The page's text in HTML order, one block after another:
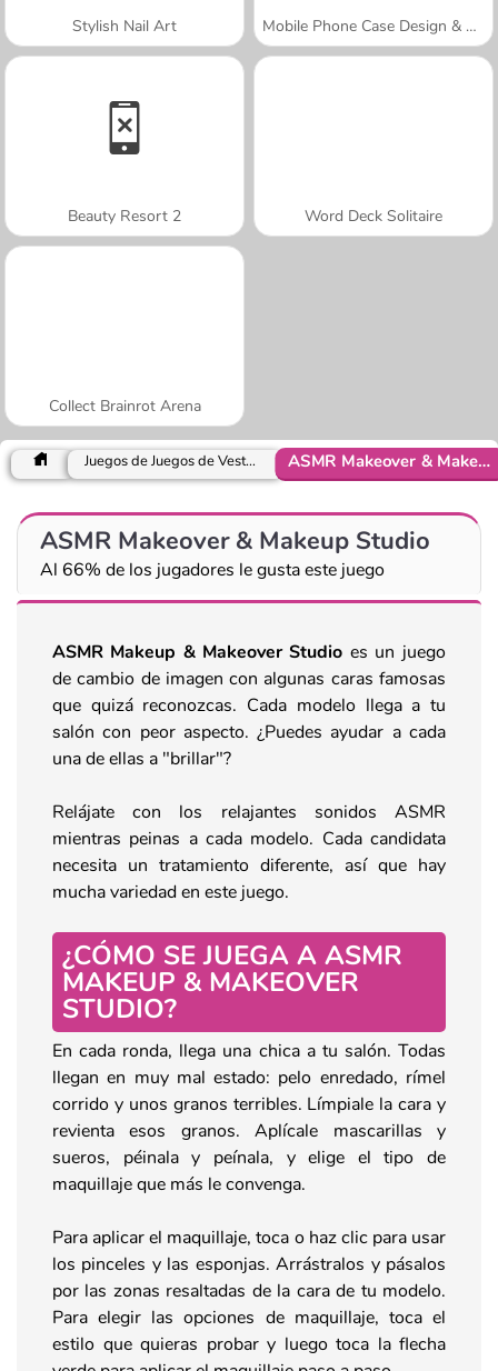
Stylish Nail Art Mobile Phone Case Design & DIY
Beauty Resort 2 Word Deck Solitaire
Collect Brainrot Arena
Juegos de Juegos de Vestir y Moda ASMR Makeover & Makeup Studio
ASMR Makeover & Makeup Studio
Al 66% de los jugadores le gusta este juego
ASMR Makeup & Makeover Studio es un juego
de cambio de imagen con algunas caras famosas
que quizá reconozcas. Cada modelo llega a tu
salón con peor aspecto. ¿Puedes ayudar a cada
una de ellas a "brillar"?
Relájate con los relajantes sonidos ASMR
mientras peinas a cada modelo. Cada candidata
necesita un tratamiento diferente, así que hay
mucha variedad en este juego.
¿CÓMO SE JUEGA A ASMR
MAKEUP & MAKEOVER
STUDIO?
En cada ronda, llega una chica a tu salón. Todas
llegan en muy mal estado: pelo enredado, rímel
corrido y unos granos terribles. Límpiale la cara y
revienta esos granos. Aplícale mascarillas y
sueros, péinala y peínala, y elige el tipo de
maquillaje que más le convenga.
Para aplicar el maquillaje, toca o haz clic para usar
los pinceles y las esponjas. Arrástralos y pásalos
por las zonas resaltadas de la cara de tu modelo.
Para elegir las opciones de maquillaje, toca el
estilo que quieras probar y luego toca la flecha